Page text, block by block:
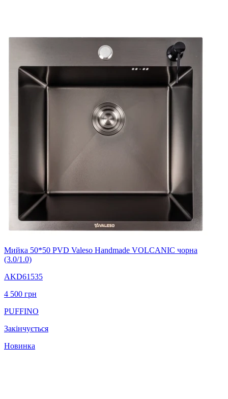
Мийка 50*50 PVD Valeso Handmade VOLCANIC чорна
(3.0/1.0)
AKD61535
4 500 грн
PUFFINO
Закінчується
Новинка